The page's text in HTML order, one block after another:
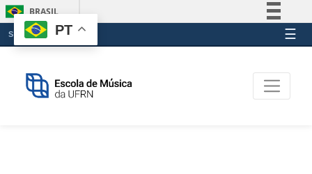
BRASIL
Acesso à informação
SITES EMUFRN ☰
Escola de Música da
PT